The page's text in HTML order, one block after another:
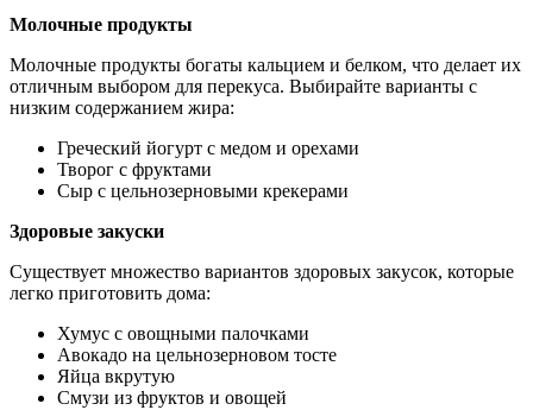
Молочные продукты
Молочные продукты богаты кальцием и белком, что делает их
отличным выбором для перекуса. Выбирайте варианты с
низким содержанием жира:
Греческий йогурт с медом и орехами
Творог с фруктами
Сыр с цельнозерновыми крекерами
Здоровые закуски
Существует множество вариантов здоровых закусок, которые
легко приготовить дома:
Хумус с овощными палочками
Авокадо на цельнозерновом тосте
Яйца вкрутую
Смузи из фруктов и овощей